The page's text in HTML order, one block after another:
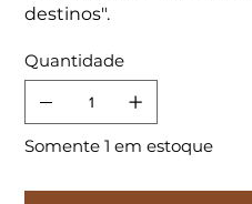
destinos".
Quantidade
Somente 1 em estoque